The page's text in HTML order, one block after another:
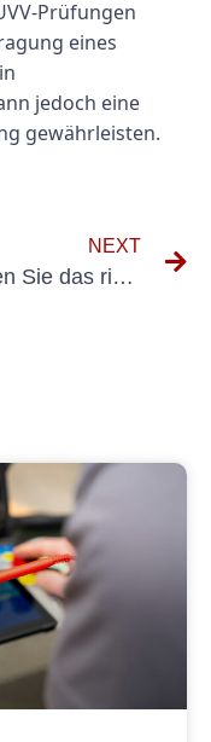
Prüfungen
eines
jedoch eine
gewährleisten.
NEXT
Wählen Sie das richtige DGUV A3-Messgerät für Ihre Anforderungen